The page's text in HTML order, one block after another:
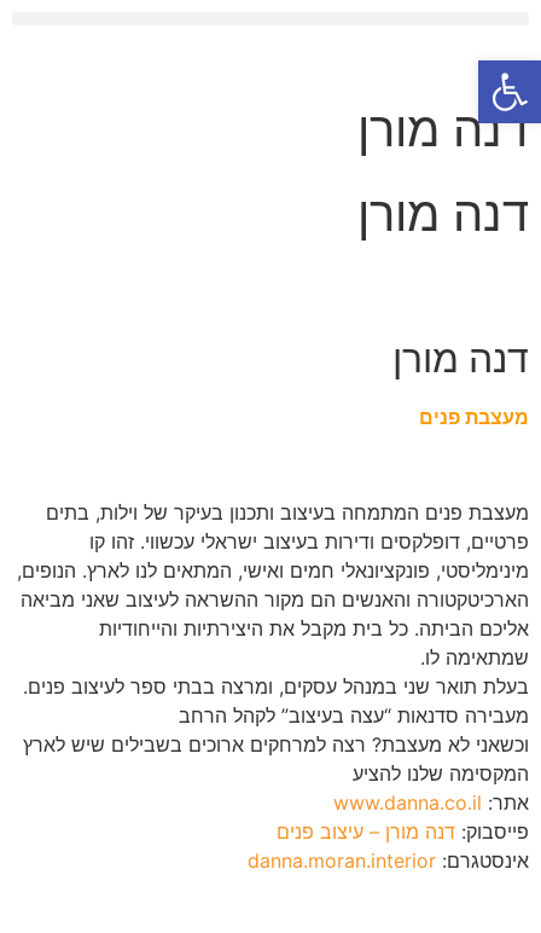
דנה מורן
דנה מורן
דנה מורן
מעצבת פנים
מעצבת פנים המתמחה בעיצוב ותכנון בעיקר של וילות, בתים
פרטיים, דופלקסים ודירות בעיצוב ישראלי עכשווי. זהו קו
מינימליסטי, פונקציונאלי חמים ואישי, המתאים לנו לארץ. הנופים,
הארכיטקטורה והאנשים הם מקור ההשראה לעיצוב שאני מביאה
אליכם הביתה. כל בית מקבל את היצירתיות והייחודיות
שמתאימה לו.
בעלת תואר שני במנהל עסקים, ומרצה בבתי ספר לעיצוב פנים.
מעבירה סדנאות “עצה בעיצוב” לקהל הרחב
וכשאני לא מעצבת? רצה למרחקים ארוכים בשבילים שיש לארץ
המקסימה שלנו להציע
אתר: www.danna.co.il
פייסבוק: דנה מורן – עיצוב פנים
אינסטגרם: danna.moran.interior
פתח סרגל נגישות